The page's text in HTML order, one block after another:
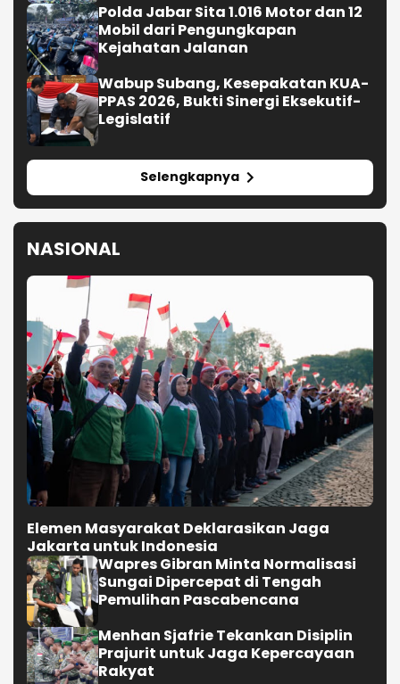
Polda Jabar Sita 1.016 Motor dan 12
Mobil dari Pengungkapan
Kejahatan Jalanan
Wabup Subang, Kesepakatan KUA-
PPAS 2026, Bukti Sinergi Eksekutif-
Legislatif
Selengkapnya
NASIONAL
Elemen Masyarakat Deklarasikan Jaga
Jakarta untuk Indonesia
Wapres Gibran Minta Normalisasi
Sungai Dipercepat di Tengah
Pemulihan Pascabencana
Menhan Sjafrie Tekankan Disiplin
Prajurit untuk Jaga Kepercayaan
Rakyat